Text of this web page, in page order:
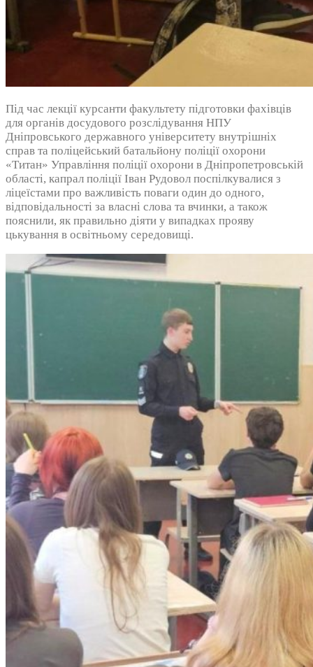
Під час лекції курсанти факультету підготовки фахівців
для органів досудового розслідування НПУ
Дніпровського державного університету внутрішніх
справ та поліцейський батальйону поліції охорони
«Титан» Управління поліції охорони в Дніпропетровській
області, капрал поліції Іван Рудовол поспілкувалися з
ліцеїстами про важливість поваги один до одного,
відповідальності за власні слова та вчинки, а також
пояснили, як правильно діяти у випадках прояву
цькування в освітньому середовищі.